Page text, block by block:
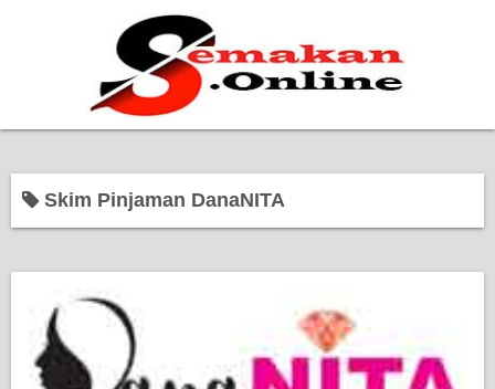
Bantuan Kerajaan
Pendidikan
Kerja Kosong Terkini
Skim Pinjaman DanaNITA